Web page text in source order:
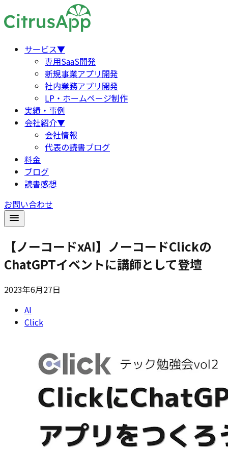
サービス▼
専用SaaS開発
新規事業アプリ開発
社内業務アプリ開発
LP・ホームページ制作
実績・事例
会社紹介▼
会社情報
代表の読書ブログ
料金
ブログ
読書感想
お問い合わせ
【ノーコードxAI】ノーコードClickの
ChatGPTイベントに講師として登壇
2023年6月27日
AI
Click